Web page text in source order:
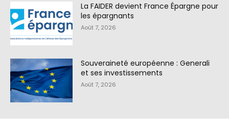
La FAIDER devient France Épargne pour
les épargnants
Août 7, 2026
Souveraineté européenne : Generali
et ses investissements
Août 7, 2026